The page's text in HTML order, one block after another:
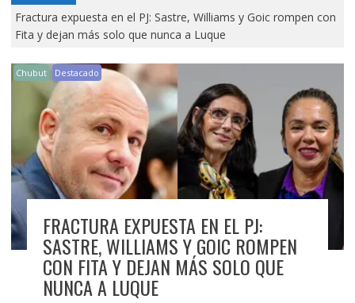
Fractura expuesta en el PJ: Sastre, Williams y Goic rompen con
Fita y dejan más solo que nunca a Luque
Chubut Destacado
FRACTURA EXPUESTA EN EL PJ:
SASTRE, WILLIAMS Y GOIC ROMPEN
CON FITA Y DEJAN MÁS SOLO QUE
NUNCA A LUQUE